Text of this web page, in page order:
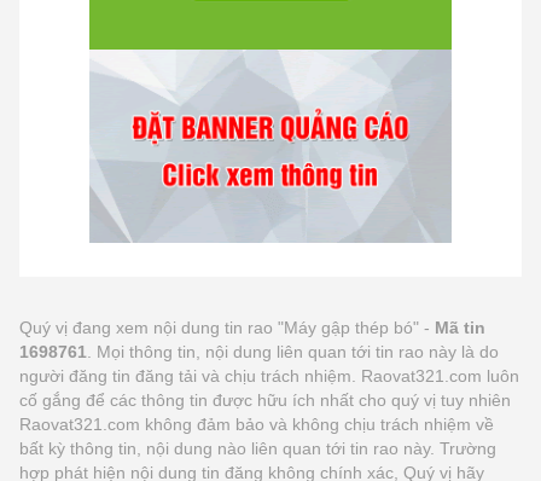
Quý vị đang xem nội dung tin rao "Máy gập thép bó" - Mã tin
1698761 . Mọi thông tin, nội dung liên quan tới tin rao này là do
người đăng tin đăng tải và chịu trách nhiệm. Raovat321.com luôn
cố gắng để các thông tin được hữu ích nhất cho quý vị tuy nhiên
Raovat321.com không đảm bảo và không chịu trách nhiệm về
bất kỳ thông tin, nội dung nào liên quan tới tin rao này. Trường
hợp phát hiện nội dung tin đăng không chính xác, Quý vị hãy